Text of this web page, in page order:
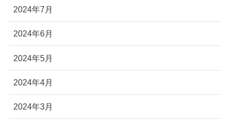
2024年7月
2024年6月
2024年5月
2024年4月
2024年3月